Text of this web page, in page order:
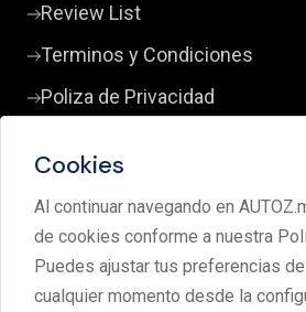
Review List
Terminos y Condiciones
Poliza de Privacidad
Contact Us
+52 33 3380 0598
clientes@autoz.mx
Av. Lorenzo Barcelata 4299
Cookies
Al continuar navegando en
de cookies conforme a nuestra
Puedes ajustar tus preferencias
cualquier momento desde la